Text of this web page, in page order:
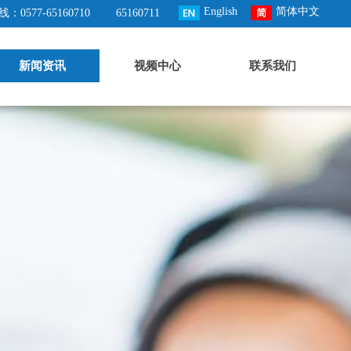
：0577-65160710 65160711 English 简体中文
新闻资讯 视频中心 联系我们